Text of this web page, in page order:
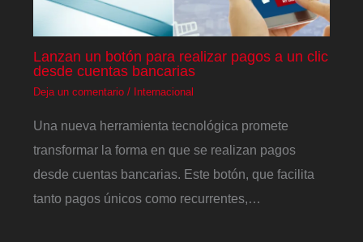
Lanzan un botón para realizar pagos a un clic
desde cuentas bancarias
Deja un comentario / Internacional
Una nueva herramienta tecnológica promete
transformar la forma en que se realizan pagos
desde cuentas bancarias. Este botón, que facilita
tanto pagos únicos como recurrentes,…